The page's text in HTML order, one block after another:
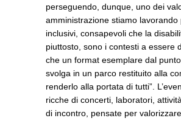
perseguendo, dunque, uno dei
amministrazione stiamo
inclusivi, consapevoli che la
piuttosto, sono i contesti a essere
che un format esemplare dal
svolga in un parco restituito alla
renderlo alla portata di tutti”.
ricche di concerti, laboratori,
di incontro, pensate per